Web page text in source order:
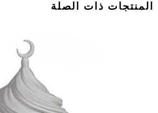
المنتجات ذات الصلة